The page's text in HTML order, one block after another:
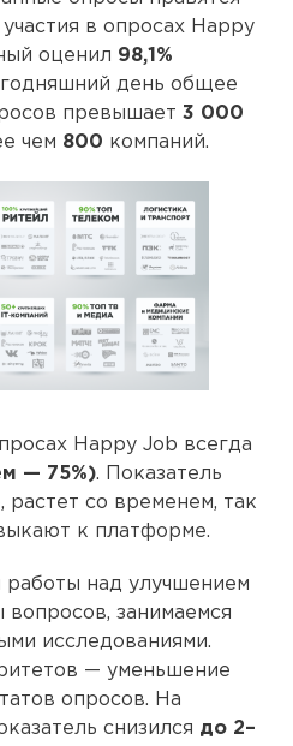
в опросах Happy
оценил 98,1%
день общее
превышает 3 000
чем 800 компаний.
Happy Job всегда
— 75%). Показатель
растет со временем, так
к платформе.
над улучшением
вопросов, занимаемся
исследованиями.
— уменьшение
опросов. На
снизился до 2–